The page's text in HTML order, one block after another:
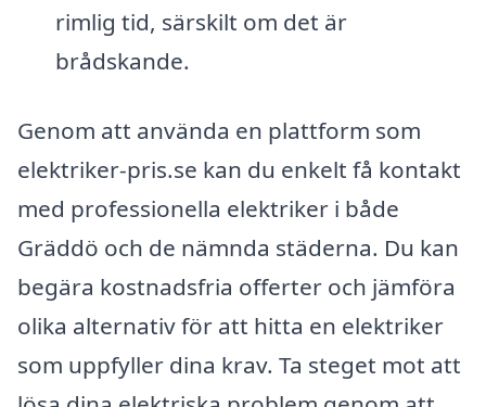
rimlig tid, särskilt om det är
brådskande.
Genom att använda en plattform som
elektriker-pris.se kan du enkelt få kontakt
med professionella elektriker i både
Gräddö och de nämnda städerna. Du kan
begära kostnadsfria offerter och jämföra
olika alternativ för att hitta en elektriker
som uppfyller dina krav. Ta steget mot att